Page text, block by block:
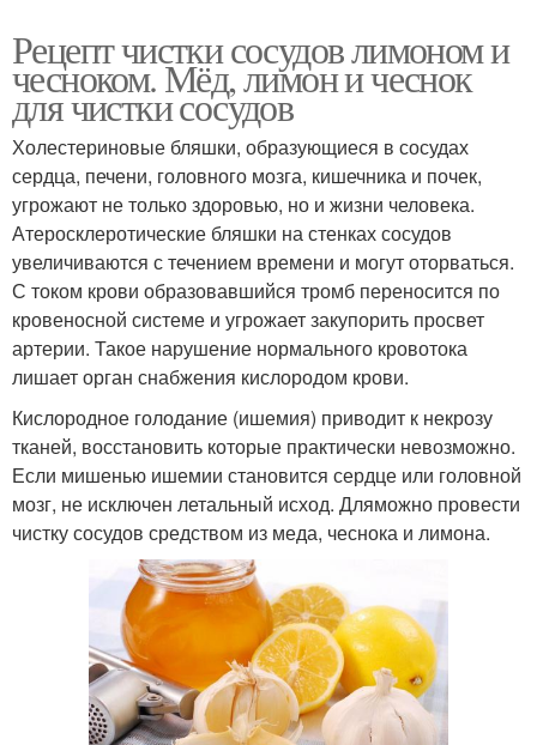
Рецепт чистки сосудов лимоном и
чесноком. Мёд, лимон и чеснок
для чистки сосудов
Холестериновые бляшки, образующиеся в сосудах
сердца, печени, головного мозга, кишечника и почек,
угрожают не только здоровью, но и жизни человека.
Атеросклеротические бляшки на стенках сосудов
увеличиваются с течением времени и могут оторваться.
С током крови образовавшийся тромб переносится по
кровеносной системе и угрожает закупорить просвет
артерии. Такое нарушение нормального кровотока
лишает орган снабжения кислородом крови.
Кислородное голодание (ишемия) приводит к некрозу
тканей, восстановить которые практически невозможно.
Если мишенью ишемии становится сердце или головной
мозг, не исключен летальный исход. Дляможно провести
чистку сосудов средством из меда, чеснока и лимона.